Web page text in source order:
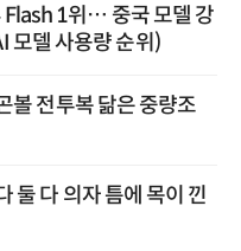
Flash 1위… 중국 모델 강
모델 사용량 순위)
볼 전투복 닮은 중량조
둘 다 의자 틈에 목이 낀